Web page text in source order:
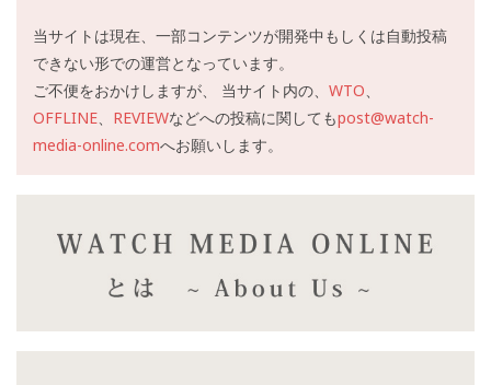
当サイトは現在、一部コンテンツが開発中もしくは自動投稿
できない形での運営となっています。
ご不便をおかけしますが、 当サイト内の、 WTO
OFFLINE
REVIEWなどへの投稿に関してもpost@watch-
media-online.comへお願いします。